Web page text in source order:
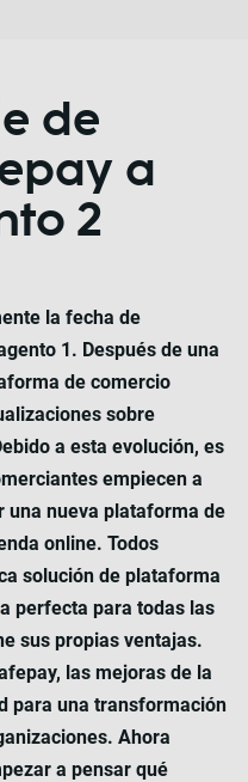
de
a
2
la fecha de
1. Después de una
de comercio
sobre
a esta evolución, es
empiecen a
una nueva plataforma de
online. Todos
solución de plataforma
perfecta para todas las
sus propias ventajas.
las mejoras de la
para una transformación
Ahora
a pensar qué